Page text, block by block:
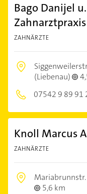
Bago Danijel
Zahnarztpraxis
ZAHNÄRZTE
(Liebenau)
07542 9 89 91
Knoll Marcus
ZAHNÄRZTE
Mariabrunnstr.
5,6 km